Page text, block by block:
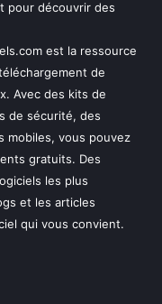
pour découvrir des
est la ressource
de
Avec des kits de
de sécurité, des
mobiles, vous pouvez
gratuits. Des
les plus
et les articles
qui vous convient.